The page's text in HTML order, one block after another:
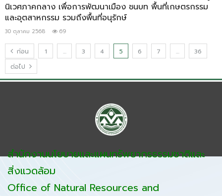
นิเวศภาคกลาง เพื่อการพัฒนาเมือง ชนบท พื้นที่เกษตรกรรม
และอุตสาหกรรม รวมถึงพื้นที่อนุรักษ์
30 ตุลาคม 2568 69
ก่อน 1 … 3 4 5 6 7 …
36
ต่อไป
สำนักงานนโยบายและแผนทรัพยากรธรรมชาติและ
สิ่งแวดล้อม
Office of Natural Resources and